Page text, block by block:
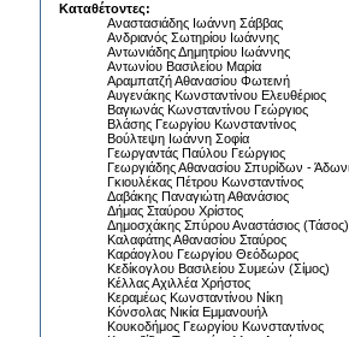
Καταθέτοντες:
Αναστασιάδης Ιωάννη Σάββας
Ανδριανός Σωτηρίου Ιωάννης
Αντωνιάδης Δημητρίου Ιωάννης
Αντωνίου Βασιλείου Μαρία
Αραμπατζή Αθανασίου Φωτεινή
Αυγενάκης Κωνσταντίνου Ελευθέριος
Βαγιωνάς Κωνσταντίνου Γεώργιος
Βλάσης Γεωργίου Κωνσταντίνος
Βούλτεψη Ιωάννη Σοφία
Γεωργαντάς Παύλου Γεώργιος
Γεωργιάδης Αθανασίου Σπυρίδων -
Γκιουλέκας Πέτρου Κωνσταντίνος
Δαβάκης Παναγιώτη Αθανάσιος
Δήμας Σταύρου Χρίστος
Δημοσχάκης Σπύρου Αναστάσιος (Τάσος)
Καλαφάτης Αθανασίου Σταύρος
Καράογλου Γεωργίου Θεόδωρος
Κεδίκογλου Βασιλείου Συμεών (Σίμος)
Κέλλας Αχιλλέα Χρήστος
Κεραμέως Κωνσταντίνου Νίκη
Κόνσολας Νικία Εμμανουήλ
Κουκοδήμος Γεωργίου Κωνσταντίνος